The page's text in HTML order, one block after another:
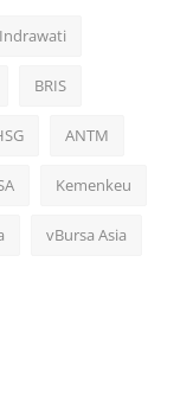
BRIS
ANTM
Kemenkeu
vBursa Asia